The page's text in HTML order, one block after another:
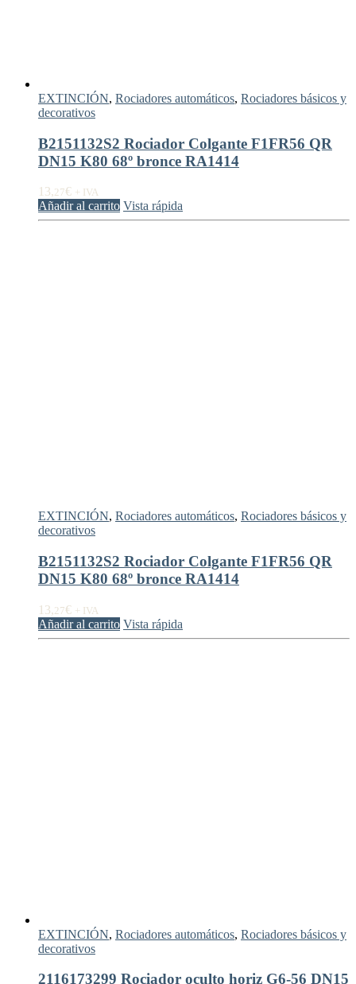
EXTINCIÓN, Rociadores automáticos, Rociadores básicos y
decorativos
B2151132S2 Rociador Colgante F1FR56 QR
DN15 K80 68º bronce RA1414
13,27€ + IVA
Añadir al carrito Vista rápida
EXTINCIÓN, Rociadores automáticos, Rociadores básicos y
decorativos
B2151132S2 Rociador Colgante F1FR56 QR
DN15 K80 68º bronce RA1414
13,27€ + IVA
Añadir al carrito Vista rápida
EXTINCIÓN, Rociadores automáticos, Rociadores básicos y
decorativos
2116173299 Rociador oculto horiz G6-56 DN15